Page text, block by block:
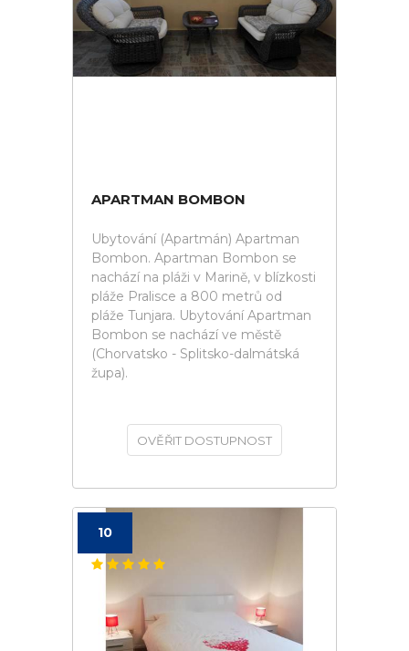
APARTMAN BOMBON
Ubytování (Apartmán) Apartman
Bombon. Apartman Bombon se
nachází na pláži v Marině, v blízkosti
pláže Pralisce a 800 metrů od
pláže Tunjara. Ubytování Apartman
Bombon se nachází ve městě
(Chorvatsko - Splitsko-dalmátská
župa).
OVĚŘIT DOSTUPNOST
10